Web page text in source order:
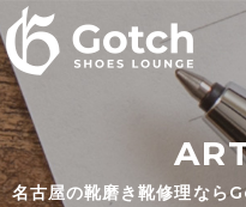
名古屋の靴磨き靴修理な